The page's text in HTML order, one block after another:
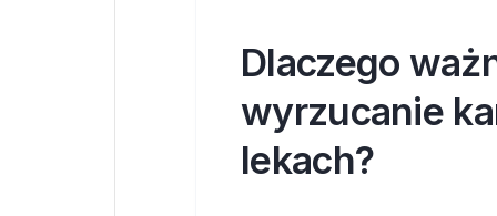
Dlaczego
wyrzucanie
lekach?